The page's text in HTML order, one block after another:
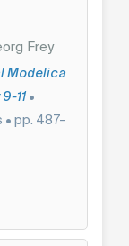
Frey
Modelica
11 •
• pp. 487–